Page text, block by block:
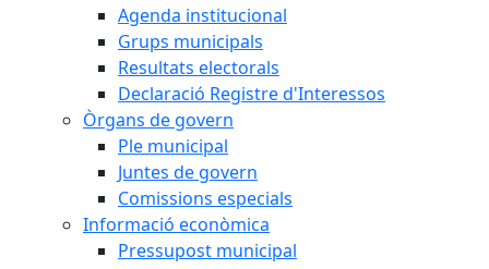
Agenda institucional
Grups municipals
Resultats electorals
Declaració Registre d'Interessos
Òrgans de govern
Ple municipal
Juntes de govern
Comissions especials
Informació econòmica
Pressupost municipal